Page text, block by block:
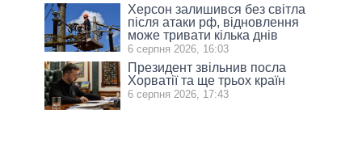
Херсон залишився без світла
після атаки рф, відновлення
може тривати кілька днів
6 серпня 2026, 16:03
Президент звільнив посла
Хорватії та ще трьох країн
6 серпня 2026, 17:43